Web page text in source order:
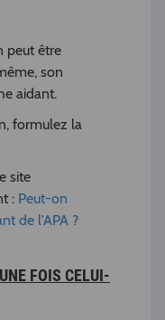
peut être
son
aidant.
formulez la
site
: Peut-on
de l'APA ?
FOIS CELUI-